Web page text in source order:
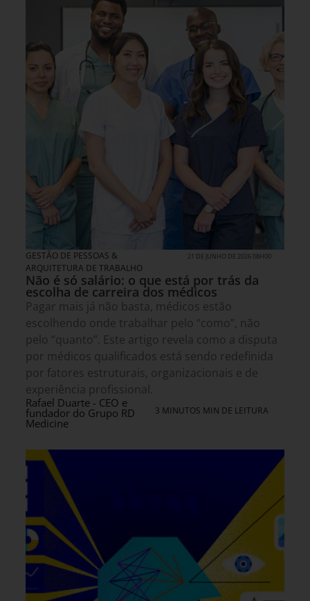
GESTÃO DE PESSOAS &
ARQUITETURA DE TRABALHO
21 DE JUNHO DE 2026 08H00
Não é só salário: o que está por trás da
escolha de carreira dos médicos
Pagar mais já não basta, médicos estão
escolhendo onde trabalhar pelo “como”, não
pelo “quanto”. Este artigo revela como a disputa
por médicos qualificados está sendo redefinida
por fatores estruturais, organizacionais e de
experiência profissional.
Rafael Duarte - CEO e
fundador do Grupo RD
Medicine
3 MINUTOS MIN DE LEITURA